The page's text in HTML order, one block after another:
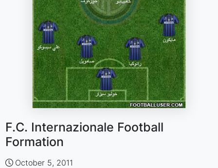
F.C. Internazionale Football
Formation
October 5, 2011